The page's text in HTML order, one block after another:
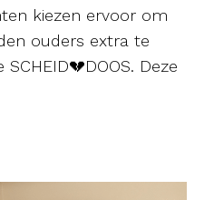
kiezen ervoor om
ouders extra te
Deze